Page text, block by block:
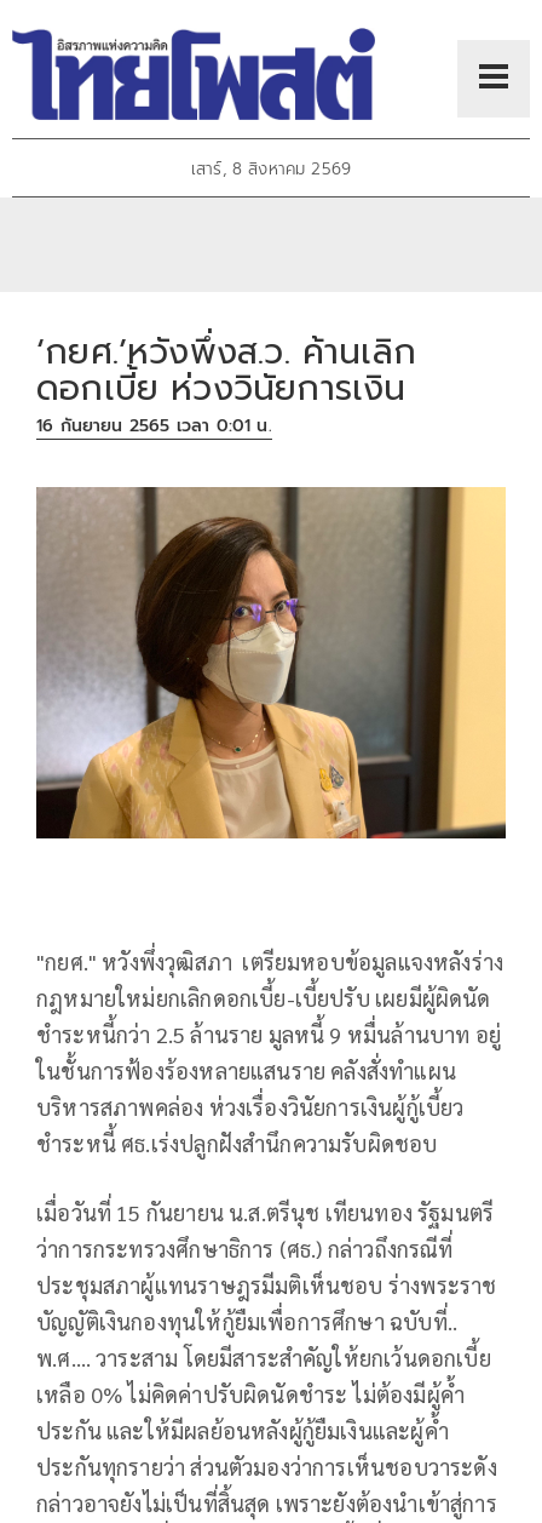
เสาร์, 8 สิงหาคม 2569
‘กยศ.’หวังพึ่งส.ว. ค้านเลิก
ดอกเบี้ย ห่วงวินัยการเงิน
16 กันยายน 2565 เวลา 0:01 น.
"กยศ." หวังพึ่งวุฒิสภา เตรียมหอบข้อมูลแจงหลังร่าง
กฎหมายใหม่ยกเลิกดอกเบี้ย-เบี้ยปรับ เผยมีผู้ผิดนัด
ชำระหนี้กว่า 2.5 ล้านราย มูลหนี้ 9 หมื่นล้านบาท อยู่
ในชั้นการฟ้องร้องหลายแสนราย คลังสั่งทำแผน
บริหารสภาพคล่อง ห่วงเรื่องวินัยการเงินผู้กู้เบี้ยว
ชำระหนี้ ศธ.เร่งปลูกฝังสำนึกความรับผิดชอบ
เมื่อวันที่ 15 กันยายน น.ส.ตรีนุช เทียนทอง รัฐมนตรี
ว่าการกระทรวงศึกษาธิการ (ศธ.) กล่าวถึงกรณีที่
ประชุมสภาผู้แทนราษฎรมีมติเห็นชอบ ร่างพระราช
บัญญัติเงินกองทุนให้กู้ยืมเพื่อการศึกษา ฉบับที่..
พ.ศ…. วาระสาม โดยมีสาระสำคัญให้ยกเว้นดอกเบี้ย
เหลือ 0% ไม่คิดค่าปรับผิดนัดชำระ ไม่ต้องมีผู้ค้ำ
ประกัน และให้มีผลย้อนหลังผู้กู้ยืมเงินและผู้ค้ำ
ประกันทุกรายว่า ส่วนตัวมองว่าการเห็นชอบวาระดัง
กล่าวอาจยังไม่เป็นที่สิ้นสุด เพราะยังต้องนำเข้าสู่การ